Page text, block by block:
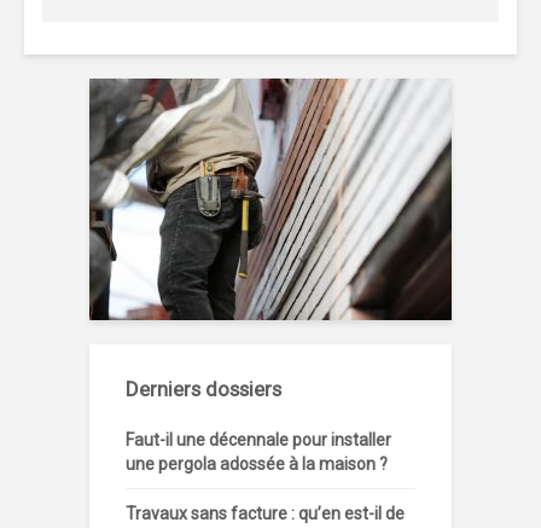
Derniers dossiers
Faut-il une décennale pour installer
une pergola adossée à la maison ?
Travaux sans facture : qu’en est-il de